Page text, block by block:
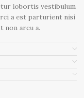
lobortis vestibulum
a est parturient nisi
non arcu a.